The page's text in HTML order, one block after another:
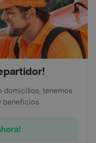
domicilios, tenemos
beneficios.